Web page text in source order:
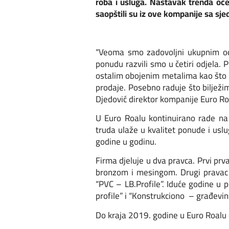
saopštili su iz ove kompanije sa
“Veoma smo zadovoljni
ponudu razvili smo u četiri odjela.
ostalim obojenim metalima kao
prodaje. Posebno raduje što
Djedović direktor kompanije Euro
U Euro Roalu kontinuirano rade
truda ulaže u kvalitet ponude i
godine u godinu.
Firma djeluje u dva pravca. Prvi
bronzom i mesingom. Drugi
“PVC – LB.Profile”. Iduće godine
profile” i “Konstrukciono –
Do kraja 2019. godine u Euro